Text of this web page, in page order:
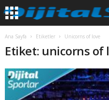
Ana Sayfa Etiketler Unicorns of love
Etiket: unicorns of